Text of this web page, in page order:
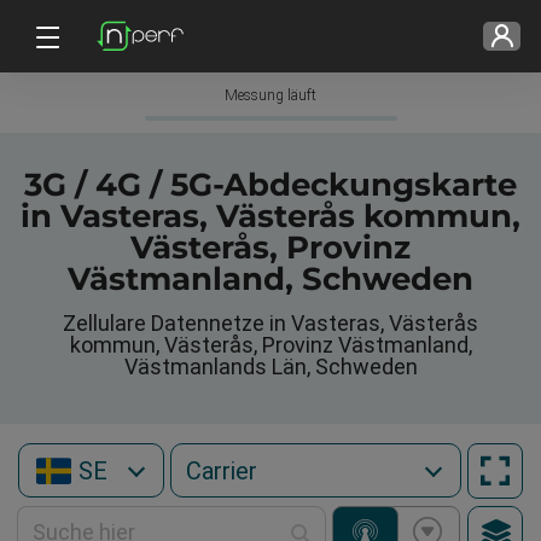
Messung läuft
3G / 4G / 5G-Abdeckungskarte
in Vasteras, Västerås kommun,
Västerås, Provinz
Västmanland, Schweden
Zellulare Datennetze in Vasteras, Västerås
kommun, Västerås, Provinz Västmanland,
Västmanlands Län, Schweden
SE